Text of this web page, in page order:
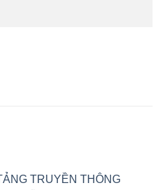
TRUYỀN THÔNG